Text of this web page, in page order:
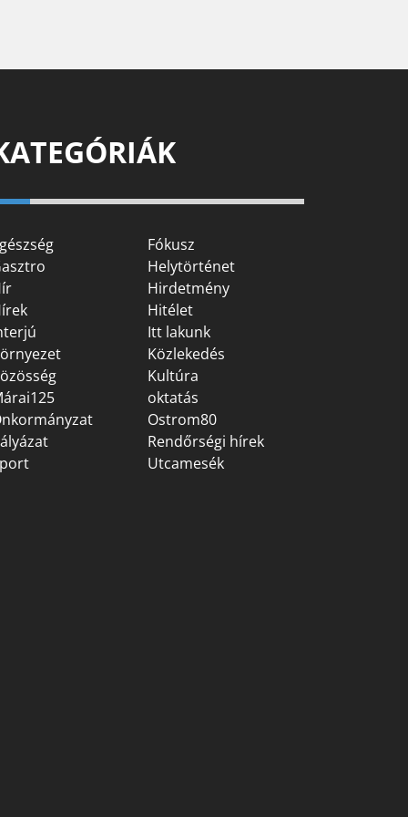
Fókusz
Helytörténet
Hirdetmény
Hitélet
Itt lakunk
Közlekedés
Kultúra
oktatás
Ostrom80
Rendőrségi hírek
Utcamesék